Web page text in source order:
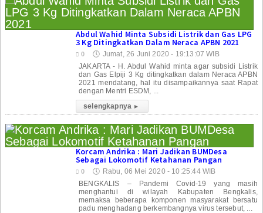
Abdul Wahid Minta Subsidi Listrik dan Gas LPG
3 Kg Ditingkatkan Dalam Neraca APBN 2021
0 🕔 Jumat, 26 Juni 2020 - 19:13:07 WIB
JAKARTA - H. Abdul Wahid minta agar subsidi Listrik
dan Gas Elpiji 3 Kg ditingkatkan dalam Neraca APBN
2021 mendatang, hal itu disampaikannya saat Rapat
dengan Mentri ESDM, ...
selengkapnya ▸
Korcam Andrika : Mari Jadikan BUMDesa
Sebagai Lokomotif Ketahanan Pangan
0 🕔 Rabu, 06 Mei 2020 - 10:25:44 WIB
BENGKALIS – Pandemi Covid-19 yang masih
menghantui di wilayah Kabupaten Bengkalis,
memaksa beberapa komponen masyarakat bersatu
padu menghadang berkembangnya virus tersebut, ...